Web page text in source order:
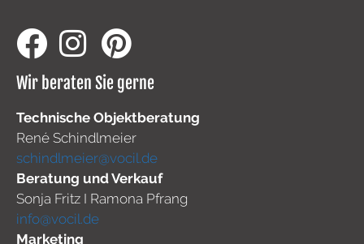
Wir beraten Sie gerne
Technische Objektberatung
René Schindlmeier
schindlmeier@vocil.de
Beratung und Verkauf
Sonja Fritz I Ramona Pfrang
info@vocil.de
Marketing